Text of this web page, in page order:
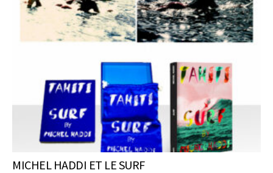
MICHEL HADDI ET LE SURF